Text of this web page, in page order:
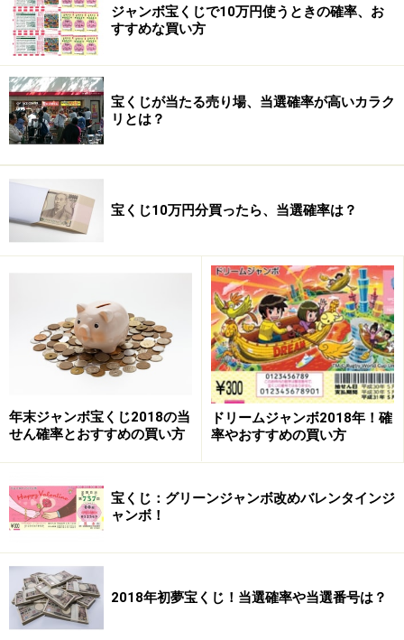
い。
ジャンボ宝くじで10万円使うときの確率、お
すすめな買い方
宝くじが当たる売り場、当選確率が高いカラク
リとは？
宝くじ10万円分買ったら、当選確率は？
年末ジャンボ宝くじ2018の当
せん確率とおすすめの買い方
ドリームジャンボ2018年！確
率やおすすめの買い方
宝くじ：グリーンジャンボ改めバレンタインジ
ャンボ！
2018年初夢宝くじ！当選確率や当選番号は？